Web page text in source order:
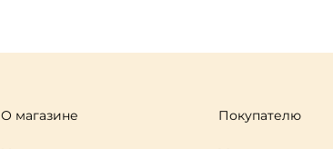
О магазине Покупателю